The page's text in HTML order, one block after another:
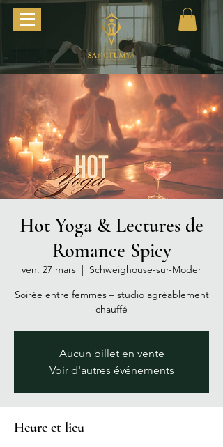
Hot Yoga & Lectures de
Romance Spicy
ven. 27 mars
Schweighouse-sur-Moder
Soirée entre femmes – studio agréablement
chauffé
Aucun billet en vente
Voir d'autres événements
Heure et lieu